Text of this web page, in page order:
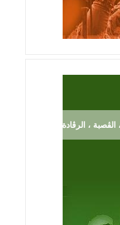
، الرڨادة